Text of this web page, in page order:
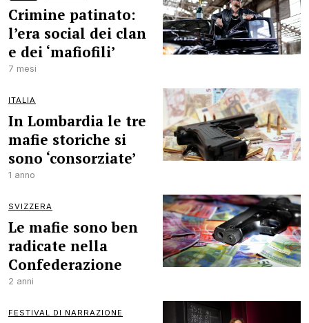
Crimine patinato:
l’era social dei clan
e dei ‘mafiofili’
7 mesi
ITALIA
In Lombardia le tre
mafie storiche si
sono ‘consorziate’
1 anno
SVIZZERA
Le mafie sono ben
radicate nella
Confederazione
2 anni
FESTIVAL DI NARRAZIONE